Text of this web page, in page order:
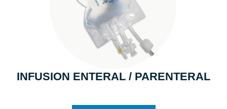
INFUSION ENTERAL / PARENTERAL